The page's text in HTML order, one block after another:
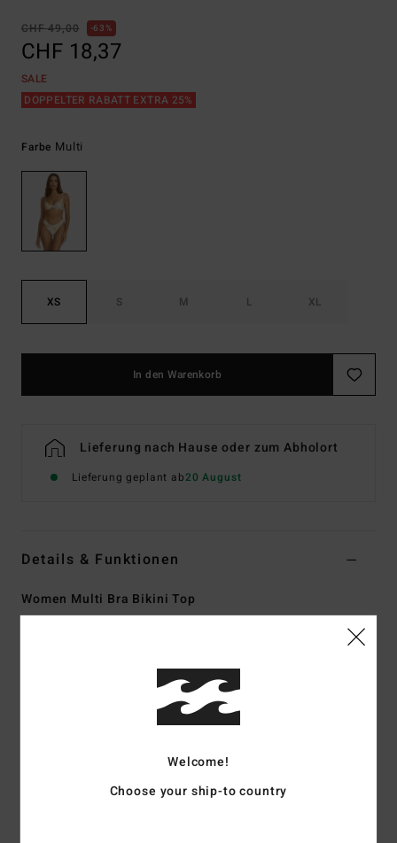
CHF 49,00 63%
CHF 18,37
SALE
DOPPELTER RABATT EXTRA 25%
Farbe Multi
XS S M L XL
In den Warenkorb
Lieferung nach Hause oder zum Abholort
Lieferung geplant ab20 August
Details & Funktionen
Women Multi Bra Bikini Top
Recycled polyester blend fabric
Darts at bust
removable
Welcome!
Choose your ship-to country